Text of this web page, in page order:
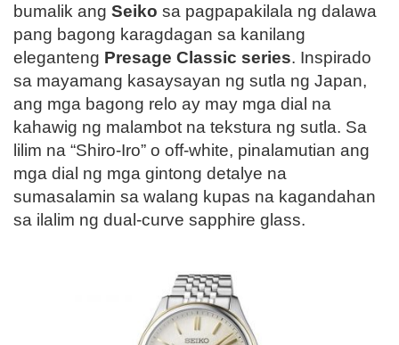
bumalik ang Seiko sa pagpapakilala ng dalawa
pang bagong karagdagan sa kanilang
eleganteng Presage Classic series. Inspirado
sa mayamang kasaysayan ng sutla ng Japan,
ang mga bagong relo ay may mga dial na
kahawig ng malambot na tekstura ng sutla. Sa
lilim na “Shiro-Iro” o off-white, pinalamutian ang
mga dial ng mga gintong detalye na
sumasalamin sa walang kupas na kagandahan
sa ilalim ng dual-curve sapphire glass.